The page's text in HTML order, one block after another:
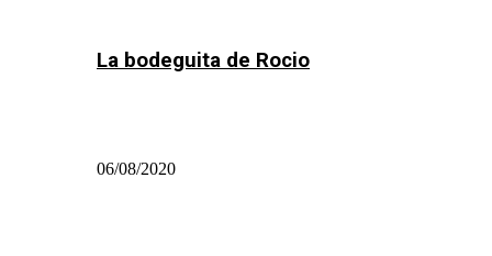
La bodeguita de Rocio
06/08/2020